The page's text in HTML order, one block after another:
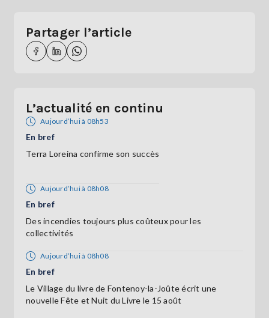
Partager l’article
L’actualité en continu
Aujourd’hui à 08h53
En bref
Terra Loreina confirme son succès
Aujourd’hui à 08h08
En bref
Des incendies toujours plus coûteux pour les
collectivités
Aujourd’hui à 08h08
En bref
Le Village du livre de Fontenoy-la-Joûte écrit une
nouvelle Fête et Nuit du Livre le 15 août